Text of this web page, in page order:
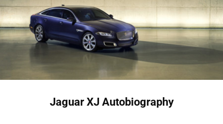
Jaguar XJ Autobiography